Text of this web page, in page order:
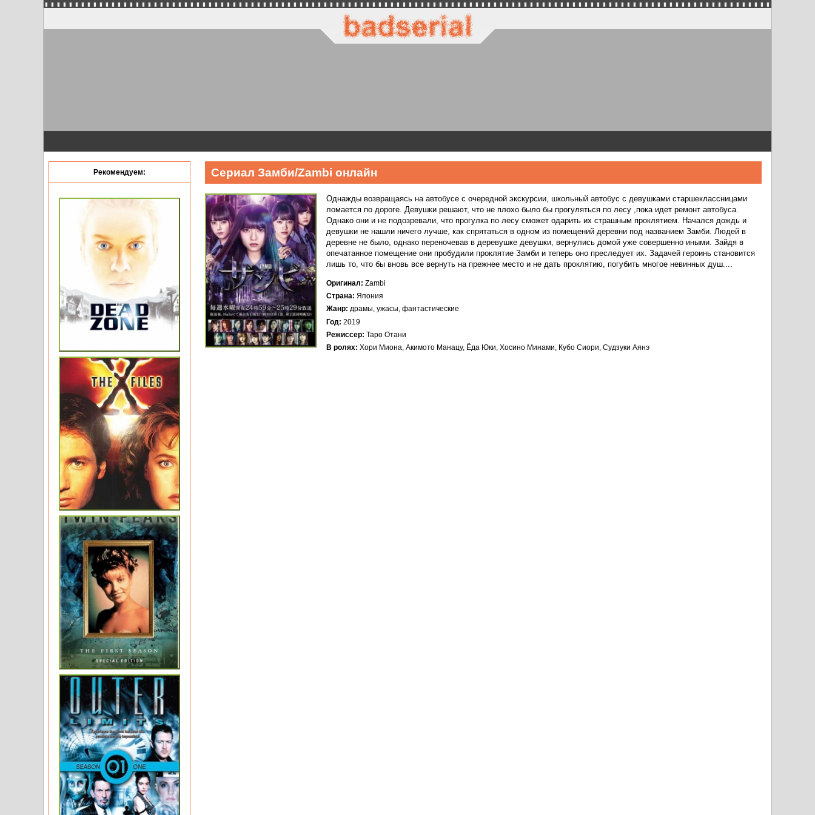
Сериал Замби/Zambi онлайн
Однажды возвращаясь на автобусе с очередной экскурсии, школьный автобус с девушками старшеклассницами
ломается по дороге. Девушки решают, что не плохо было бы прогуляться по лесу ,пока идет ремонт автобуса.
Однако они и не подозревали, что прогулка по лесу сможет одарить их страшным проклятием. Начался дождь и
девушки не нашли ничего лучше, как спрятаться в одном из помещений деревни под названием Замби. Людей в
деревне не было, однако переночевав в деревушке девушки, вернулись домой уже совершенно иными. Зайдя в
опечатанное помещение они пробудили проклятие Замби и теперь оно преследует их. Задачей героинь становится
лишь то, что бы вновь все вернуть на прежнее место и не дать проклятию, погубить многое невинных душ....
Оригинал Zambi
Страна Япония
Жанр драмы, ужасы, фантастические
Год 2019
Режиссер Таро Отани
В ролях Хори Миона, Акимото Манацу, Ёда Юки, Хосино Минами, Кубо Сиори, Судзуки Аянэ
Рекомендуем: